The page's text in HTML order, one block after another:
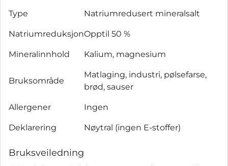
Type Natriumredusert mineralsalt
NatriumreduksjonOpptil 50 %
Mineralinnhold Kalium, magnesium
Bruksområde
Matlaging, industri, pølsefarse,
brød, sauser
Allergener Ingen
Deklarering Nøytral (ingen E-stoffer)
Bruksveiledning